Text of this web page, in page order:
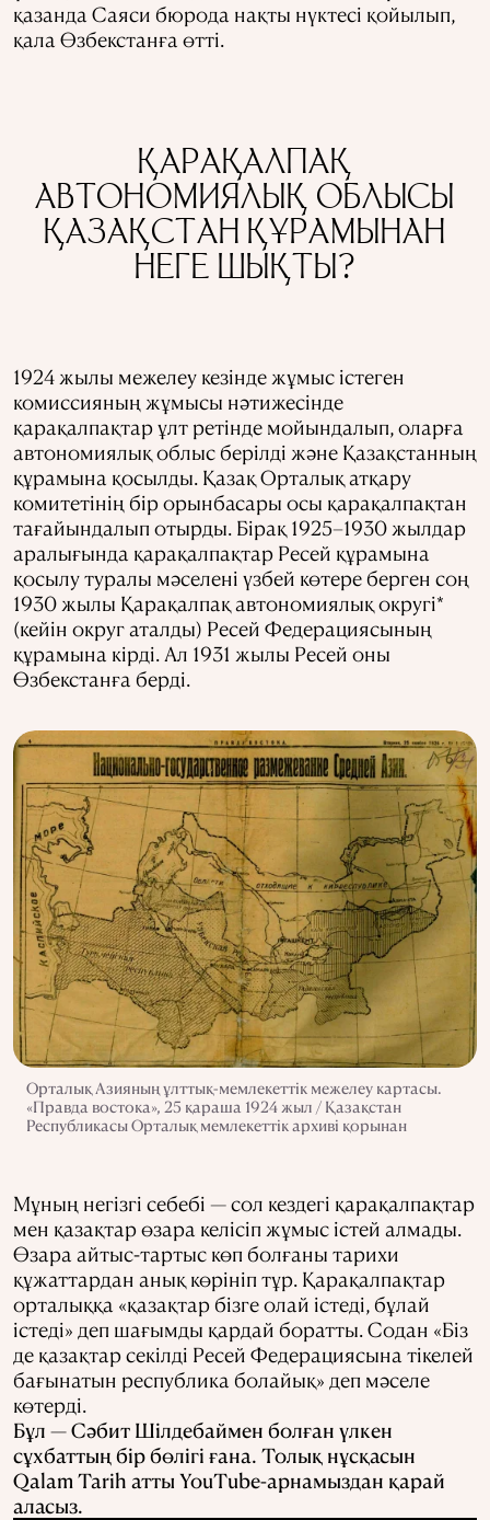
қазанда Саяси бюрода нақты нүктесі қойылып,
қала Өзбекстанға өтті.
ҚАРАҚАЛПАҚ
АВТОНОМИЯЛЫҚ ОБЛЫСЫ
ҚАЗАҚСТАН ҚҰРАМЫНАН
НЕГЕ ШЫҚТЫ?
1924 жылы межелеу кезінде жұмыс істеген
комиссияның жұмысы нәтижесінде
қарақалпақтар ұлт ретінде мойындалып, оларға
автономиялық облыс берілді және Қазақстанның
құрамына қосылды. Қазақ Орталық атқару
комитетінің бір орынбасары осы қарақалпақтан
тағайындалып отырды. Бірақ 1925–1930 жылдар
аралығында қарақалпақтар Ресей құрамына
қосылу туралы мәселені үзбей көтере берген соң
1930 жылы Қарақалпақ автономиялық округі*
(кейін округ аталды) Ресей Федерациясының
құрамына кірді. Ал 1931 жылы Ресей оны
Өзбекстанға берді.
Орталық Азияның ұлттық-мемлекеттік межелеу картасы.
«Правда востока», 25 қараша 1924 жыл / Қазақстан
Республикасы Орталық мемлекеттік архиві қорынан
Мұның негізгі себебі — сол кездегі қарақалпақтар
мен қазақтар өзара келісіп жұмыс істей алмады.
Өзара айтыс-тартыс көп болғаны тарихи
құжаттардан анық көрініп тұр. Қарақалпақтар
орталыққа «қазақтар бізге олай істеді, бұлай
істеді» деп шағымды қардай боратты. Содан «Біз
де қазақтар секілді Ресей Федерациясына тікелей
бағынатын республика болайық» деп мәселе
көтерді.
Бұл — Сәбит Шілдебаймен болған үлкен
сұхбаттың бір бөлігі ғана. Толық нұсқасын
Qalam Tarih атты YouTube-арнамыздан қарай
аласыз.